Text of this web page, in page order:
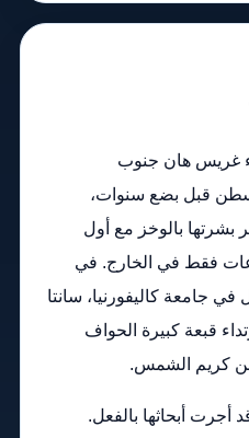
غريس هان جنوب
قبل بضع سنوات،
بالوخز مع أول
فقط في الخارج. في
في جامعة كاليفورنيا، سانتا
قبعة كبيرة الحواف
كريم الشمس.
أجرت أبحاثها بالفعل.